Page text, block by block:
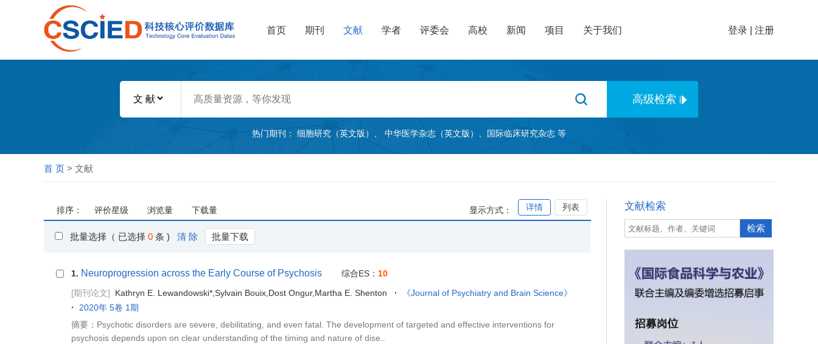
首页 期刊 文献 学者 评委会 高校 新闻 项目 关于我们 登录 注册
热门期刊： 细胞研究（英文版） 中华医学杂志（英文版） 国际临床研究杂志 等
首 页 > 文献
文献检索
排序： 评价星级 浏览量 下载量 显示方式： 详情 列表
批量选择（ 已选择 0 条 ) 清 除 批量下载
1. Neuroprogression across the Early Course of Psychosis 综合ES： 10
[期刊论文]
Kathryn E. Lewandowski*,Sylvain Bouix,Dost Ongur,Martha E. Shenton
《Journal of Psychiatry and Brain Science》
2020年 5卷 1期
摘要：Psychotic disorders are severe, debilitating, and even fatal. The development of targeted and effective interventions for
psychosis depends upon on clear understanding of the timing and nature of dise..